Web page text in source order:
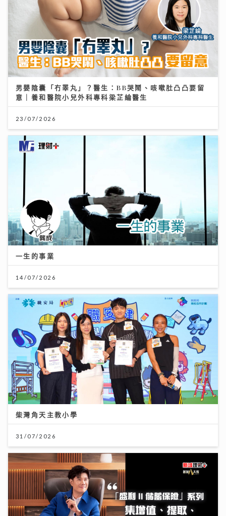
男嬰陰囊「冇睪丸」？醫生：BB哭鬧、咳嗽肚凸凸要留
意｜養和醫院小兒外科專科梁芷綸醫生
23/07/2026
一生的事業
14/07/2026
柴灣角天主教小學
31/07/2026